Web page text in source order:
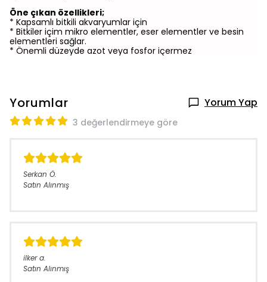
Öne çıkan özellikleri;
* Kapsamlı bitkili akvaryumlar için
* Bitkiler içim mikro elementler, eser elementler ve besin
elementleri sağlar.
* Önemli düzeyde azot veya fosfor içermez
Yorumlar Yorum Yap
3 değerlendirmeye göre
Serkan Ö.
Satın Alınmış
ilker a.
Satın Alınmış